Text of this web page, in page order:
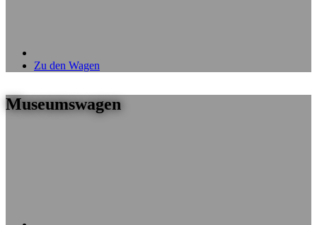
Zu den Wagen
Museumswagen